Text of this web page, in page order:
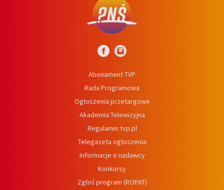
Abonament TVP
Rada Programowa
Ogłoszenia przetargowe
Akademia Telewizyjna
Regulamin tvp.pl
Telegazeta ogłoszenia
Informacje o nadawcy
Konkursy
Zgłoś program (ROPAT)